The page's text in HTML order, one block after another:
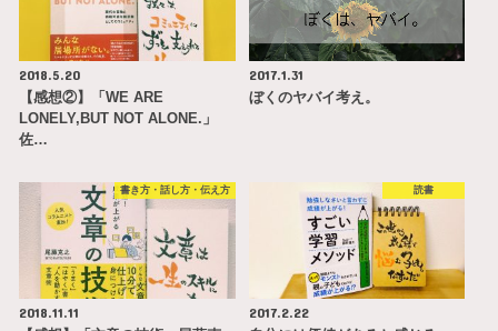
2018.5.20
【感想②】「WE ARE
LONELY,BUT NOT ALONE.」
佐…
2017.1.31
ぼくのヤバイ考え。
書き方・話し方・伝え方
2018.11.11
読書
2017.2.22